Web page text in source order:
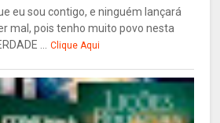
eu sou contigo, e ninguém lançará
mal, pois tenho muito povo nesta
... Clique Aqui